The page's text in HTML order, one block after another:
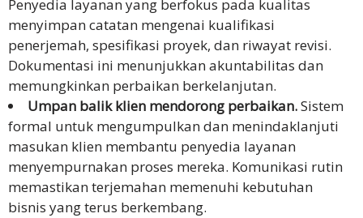
Penyedia layanan yang berfokus pada kualitas
menyimpan catatan mengenai kualifikasi
penerjemah, spesifikasi proyek, dan riwayat revisi.
Dokumentasi ini menunjukkan akuntabilitas dan
memungkinkan perbaikan berkelanjutan.
Umpan balik klien mendorong perbaikan.Sistem
formal untuk mengumpulkan dan menindaklanjuti
masukan klien membantu penyedia layanan
menyempurnakan proses mereka. Komunikasi rutin
memastikan terjemahan memenuhi kebutuhan
bisnis yang terus berkembang.